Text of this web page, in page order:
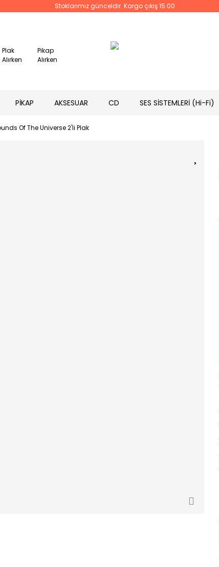
Stoklarımız günceldir. Kargo çıkış 15:00
Plak
Alırken
Pikap
Alırken
PİKAP AKSESUAR CD SES SİSTEMLERİ (Hi-Fi)
Of The Universe 2'li Plak